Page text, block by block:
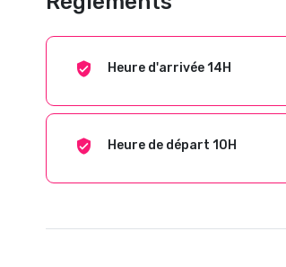
Heure d'arrivée 14H
Heure de départ 10H